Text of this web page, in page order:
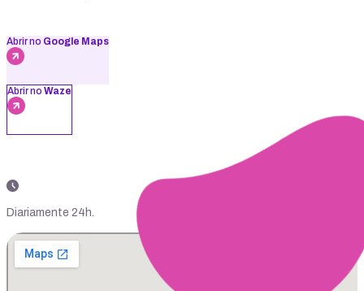
Abrir no Google Maps
Abrir no Waze
Diariamente 24h.